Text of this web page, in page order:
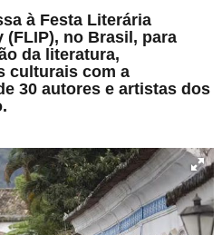
à Festa Literária
(FLIP), no Brasil, para
da literatura,
culturais com a
30 autores e artistas dos